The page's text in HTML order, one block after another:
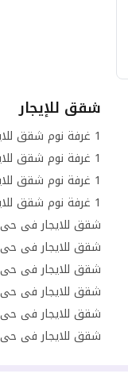
شقق للإيجار
شقق للايجار فى حى
شقق للايجار فى حى
شقق للايجار فى
شقق للايجار فى
شقق للايجار فى حى
شقق للايجار فى حى